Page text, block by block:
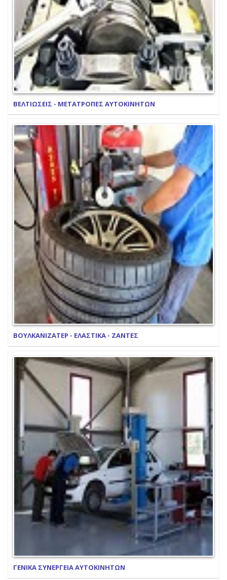
ΒΕΛΤΙΩΣΕΙΣ - ΜΕΤΑΤΡΟΠΕΣ ΑΥΤΟΚΙΝΗΤΩΝ
ΒΟΥΛΚΑΝΙΖΑΤΕΡ - ΕΛΑΣΤΙΚΑ - ΖΑΝΤΕΣ
ΓΕΝΙΚΑ ΣΥΝΕΡΓΕΙΑ ΑΥΤΟΚΙΝΗΤΩΝ